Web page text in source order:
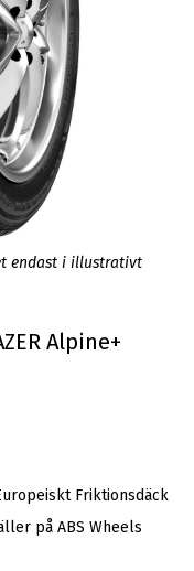
endast i illustrativt
Alpine+
Friktionsdäck
på ABS Wheels